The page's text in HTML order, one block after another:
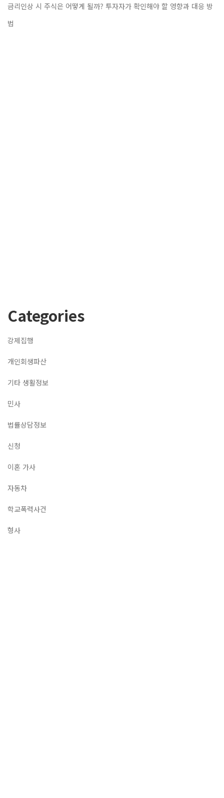
금리인상 시 주식은 어떻게 될까? 투자자가 확인해야 할 영향과 대응 방
법
Categories
강제집행
개인회생파산
기타 생활정보
민사
법률상담정보
신청
이혼 가사
자동차
학교폭력사건
형사